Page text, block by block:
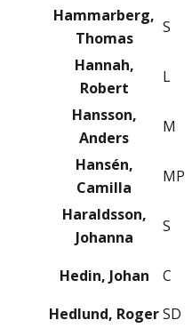
Hammarberg,
Thomas
S
Hannah,
Robert
L
Hansson,
Anders
M
Hansén,
Camilla
MP
Haraldsson,
Johanna
S
Hedin, Johan C
Hedlund, RogerSD